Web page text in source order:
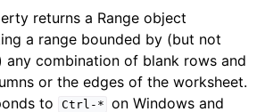
returns a Range object
a range bounded by (but not
any combination of blank rows and
or the edges of the worksheet.
to
Ctrl-* on Windows and